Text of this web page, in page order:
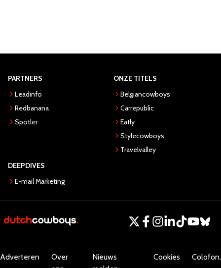
PARTNERS
Leadinfo
Redbanana
Spotler
ONZE TITELS
Belgiancowboys
Carrepublic
Eatly
Stylecowboys
Travelvalley
DEEPDIVES
E-mail Marketing
Adverteren
Over
Nieuws
Cookies Colofon.